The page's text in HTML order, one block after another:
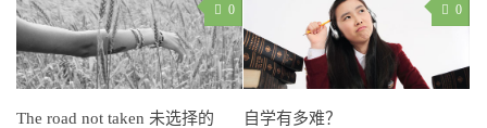
0
The road not taken 未选择的
0
自学有多难？